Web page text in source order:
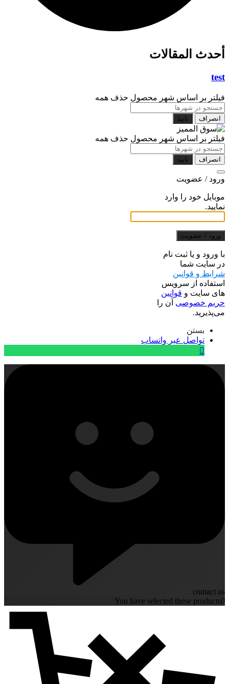
أحدث المقالات
test
فیلتر بر اساس شهر محصول حذف همه
انصراف تایید
فیلتر بر اساس شهر محصول حذف همه
انصراف تایید
ورود / عضویت
موبایل خود را وارد
نمایید.
ورود / عضویت
با ورود و یا ثبت نام
در سایت شما
شرایط و قوانین
استفاده از سرویس
های سایت و قوانین
حریم خصوصی آن را
می‌پذیرید.
بستن
تواصل عبر واتساب
contact us
You have selected these products0